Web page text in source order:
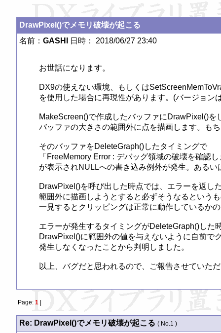
DrawPixel()でメモリ破壊が起こる
名前： GASHI 日時： 2018/06/27 23:40
お世話になります。
DX9の使えない環境、もしくは
を使用した場合に再現性があります。(バージョン
MakeScreen()で作成したバッファにDrawPixel()を
バッファの大きさの範囲外に点を描画します。も
そのバッファをDeleteGraph()したタイミングで
「FreeMemory Error : デバッグ領域の破壊を確認
が表示されNULLへの書き込み例外が発生。ある
DrawPixel()を呼び出した時点では、エラーを返し
範囲外に描画しようとすると必ずそうなるという
一見するとクリッピングは正常に動作しているか
エラーが発生するタイミングがDeleteGraph()した
DrawPixel()に範囲外の値を与えないように自前で
発生しなくなったことから判明しました。
Page: 1|
Re: DrawPixel()でメモリ破壊が起こる ( No.1 )